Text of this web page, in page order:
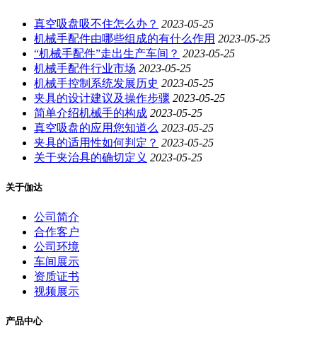
真空吸盘吸不住怎么办？ 2023-05-25
机械手配件由哪些组成的有什么作用 2023-05-25
“机械手配件”走出生产车间？ 2023-05-25
机械手配件行业市场 2023-05-25
机械手控制系统发展历史 2023-05-25
夹具的设计建议及操作步骤 2023-05-25
简单介绍机械手的构成 2023-05-25
真空吸盘的应用您知道么 2023-05-25
夹具的适用性如何判定？ 2023-05-25
关于夹治具的确切定义 2023-05-25
关于伽达
公司简介
合作客户
公司环境
车间展示
资质证书
视频展示
产品中心